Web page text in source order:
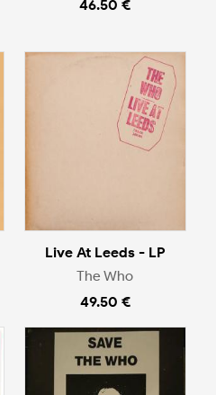
46.50 €
Live At Leeds - LP
The Who
49.50 €